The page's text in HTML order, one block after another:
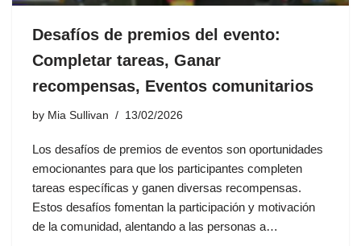
Desafíos de premios del evento:
Completar tareas, Ganar
recompensas, Eventos comunitarios
by Mia Sullivan 13/02/2026
Los desafíos de premios de eventos son oportunidades
emocionantes para que los participantes completen
tareas específicas y ganen diversas recompensas.
Estos desafíos fomentan la participación y motivación
de la comunidad, alentando a las personas a…